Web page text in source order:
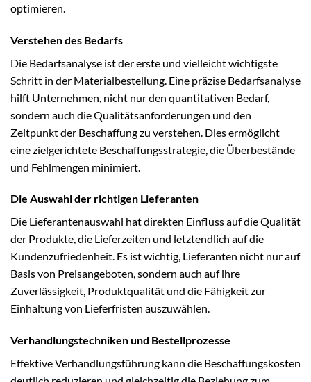
optimieren.
Verstehen des Bedarfs
Die Bedarfsanalyse ist der erste und vielleicht wichtigste
Schritt in der Materialbestellung. Eine präzise Bedarfsanalyse
hilft Unternehmen, nicht nur den quantitativen Bedarf,
sondern auch die Qualitätsanforderungen und den
Zeitpunkt der Beschaffung zu verstehen. Dies ermöglicht
eine zielgerichtete Beschaffungsstrategie, die Überbestände
und Fehlmengen minimiert.
Die Auswahl der richtigen Lieferanten
Die Lieferantenauswahl hat direkten Einfluss auf die Qualität
der Produkte, die Lieferzeiten und letztendlich auf die
Kundenzufriedenheit. Es ist wichtig, Lieferanten nicht nur auf
Basis von Preisangeboten, sondern auch auf ihre
Zuverlässigkeit, Produktqualität und die Fähigkeit zur
Einhaltung von Lieferfristen auszuwählen.
Verhandlungstechniken und Bestellprozesse
Effektive Verhandlungsführung kann die Beschaffungskosten